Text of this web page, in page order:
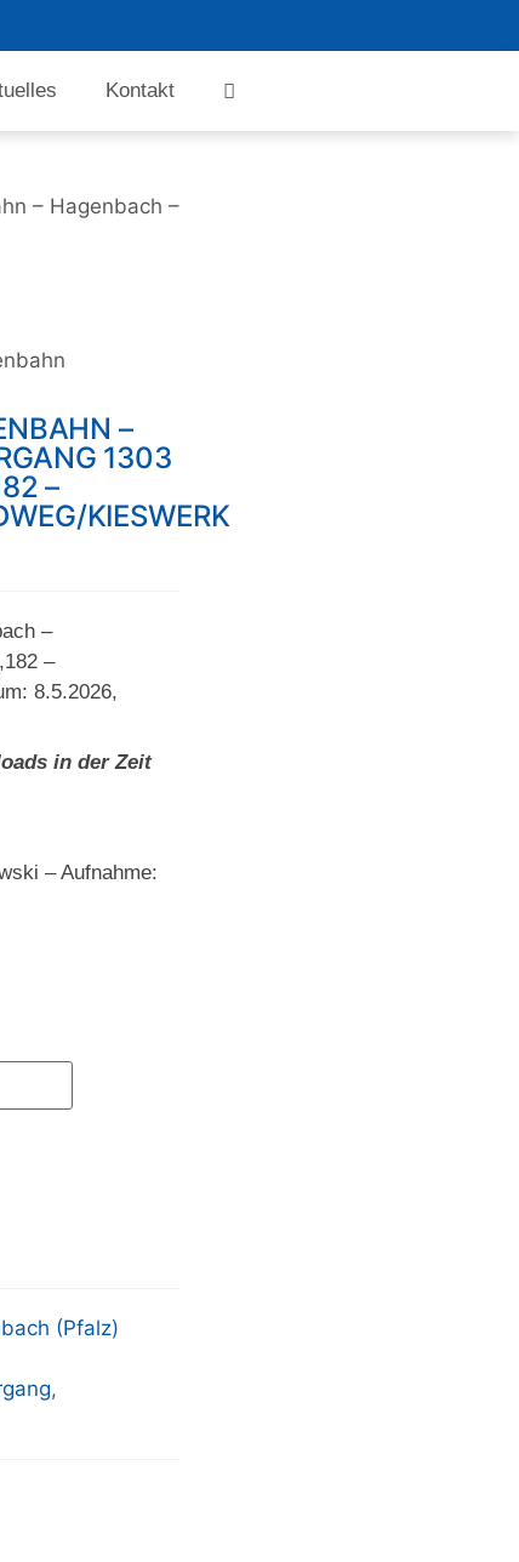
Kontakt
– Hagenbach –
–
1303
–
KIESWERK
–
–
8.5.2026,
in der Zeit
– Aufnahme:
(Pfalz)
,